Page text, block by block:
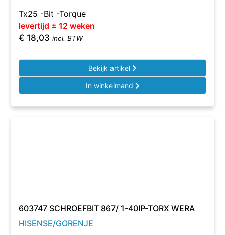
Tx25 -Bit -Torque
levertijd ± 12 weken
€ 18,03 incl. BTW
Bekijk artikel
In winkelmand
603747 SCHROEFBIT 867/ 1-40IP-TORX WERA
HISENSE/GORENJE